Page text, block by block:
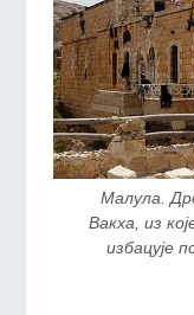
Малула.
Вакха, из
избацује